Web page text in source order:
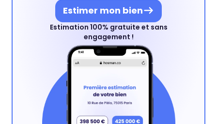
Estimer mon bien
Estimation 100% gratuite et sans
engagement !